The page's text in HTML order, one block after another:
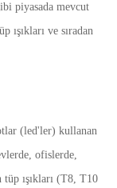
piyasada mevcut
ve sıradan
(led'ler) kullanan
ofislerde,
ışıkları (T8, T10